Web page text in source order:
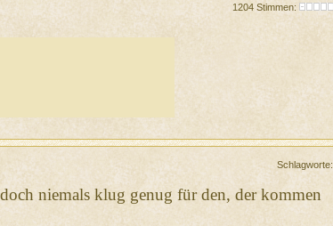
1204 Stimmen:
Schlagworte:
niemals klug genug für den, der kommen